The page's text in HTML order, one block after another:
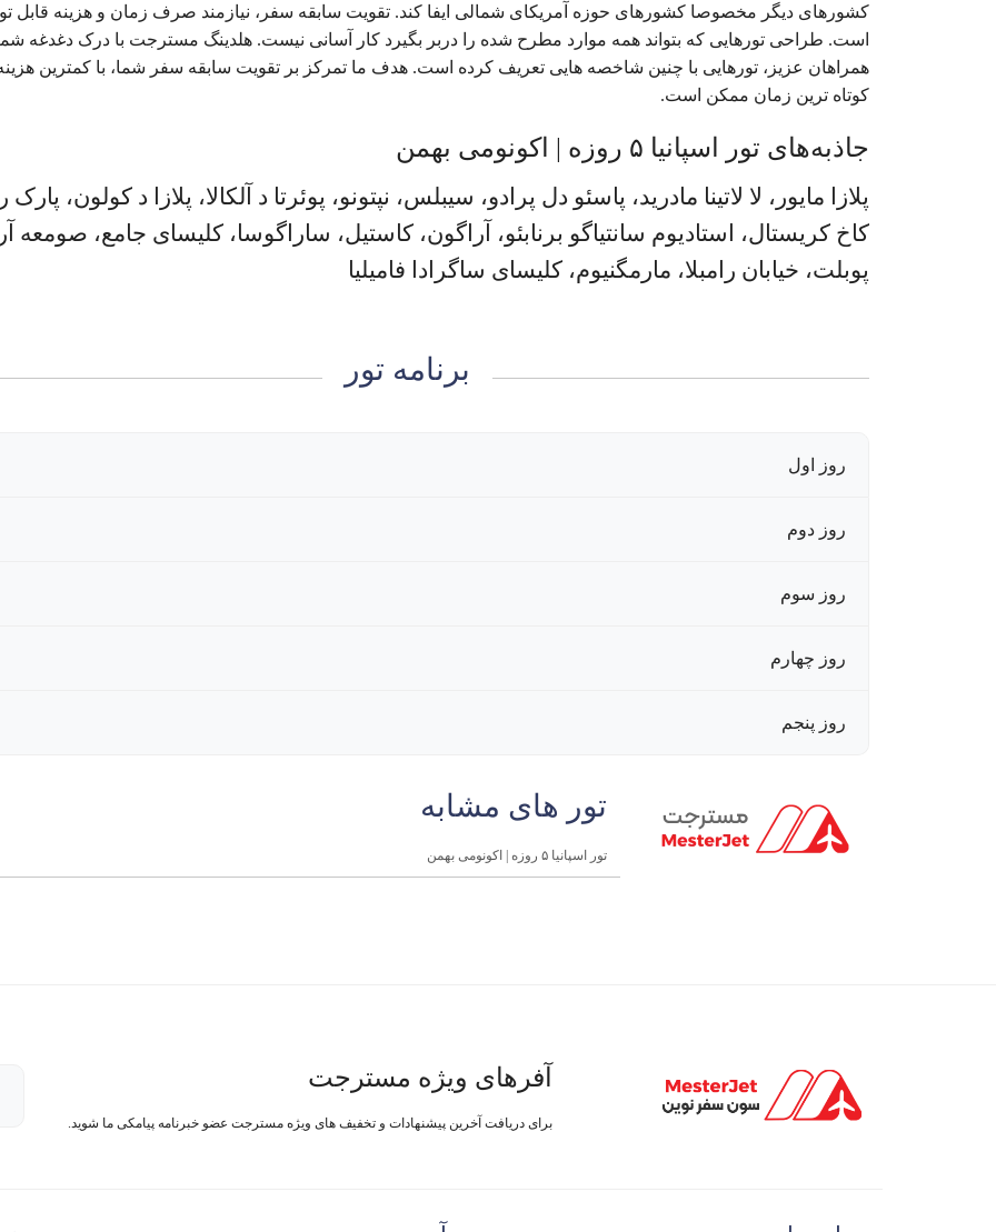
کشورهای دیگر مخصوصا کشورهای حوزه آمریکای شمالی ایفا کند. تقویت سابقه سفر، نیازمند صرف زمان و هزینه قابل
است. طراحی تورهایی که بتواند همه موارد مطرح شده را دربر بگیرد کار آسانی نیست. هلدینگ مسترجت با درک دغدغه
همراهان عزیز، تورهایی با چنین شاخصه هایی تعریف کرده است. هدف ما تمرکز بر تقویت سابقه سفر شما، با کمترین
کوتاه ترین زمان ممکن است.
جاذبه‌های تور اسپانیا ۵ روزه | اکونومی بهمن
پلازا مایور، لا لاتینا مادرید، پاسئو دل پرادو، سیبلس، نپتونو، پوئرتا د آلکالا، پلازا د کولون، پارک
کاخ کریستال، استادیوم سانتیاگو برنابئو، آراگون، کاستیل، ساراگوسا، کلیسای جامع، صومعه
پوبلت، خیابان رامبلا، مارمگنیوم، کلیسای ساگرادا فامیلیا
برنامه تور
روز اول
روز دوم
روز سوم
روز چهارم
روز پنجم
تور های مشابه
تور اسپانیا ۵ روزه | اکونومی بهمن
آفرهای ویژه مسترجت
برای دریافت آخرین پیشنهادات و تخفیف های ویژه مسترجت عضو خبرنامه پیامکی ما شوید.